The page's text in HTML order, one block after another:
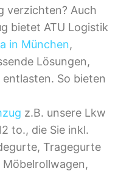
verzichten? Auch
bietet ATU Logistik
in München,
Lösungen,
So bieten
z.B. unsere Lkw
to., die Sie inkl.
Tragegurte